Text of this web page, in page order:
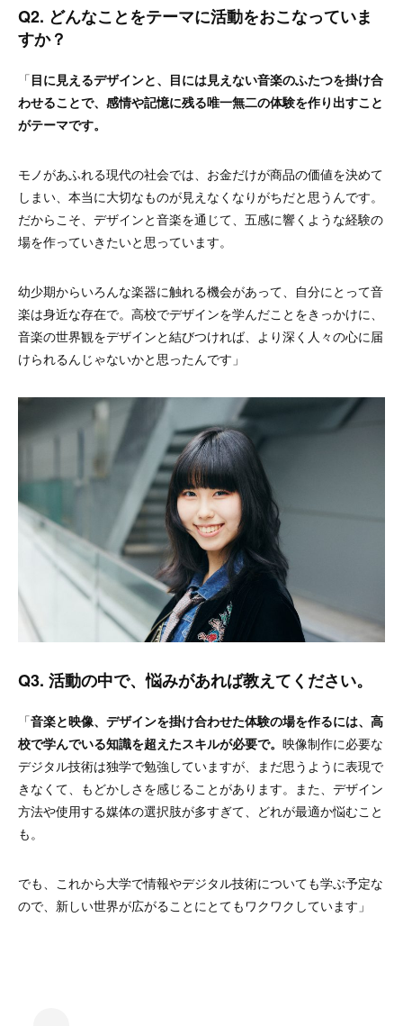
Q2. どんなことをテーマに活動をおこなっていま
すか？
「目に見えるデザインと、目には見えない音楽のふたつを掛け合
わせることで、感情や記憶に残る唯一無二の体験を作り出すこと
がテーマです。
モノがあふれる現代の社会では、お金だけが商品の価値を決めて
しまい、本当に大切なものが見えなくなりがちだと思うんです。
だからこそ、デザインと音楽を通じて、五感に響くような経験の
場を作っていきたいと思っています。
幼少期からいろんな楽器に触れる機会があって、自分にとって音
楽は身近な存在で。高校でデザインを学んだことをきっかけに、
音楽の世界観をデザインと結びつければ、より深く人々の心に届
けられるんじゃないかと思ったんです」
Q3. 活動の中で、悩みがあれば教えてください。
「音楽と映像、デザインを掛け合わせた体験の場を作るには、高
校で学んでいる知識を超えたスキルが必要で。 映像制作に必要な
デジタル技術は独学で勉強していますが、まだ思うように表現で
きなくて、もどかしさを感じることがあります。また、デザイン
方法や使用する媒体の選択肢が多すぎて、どれが最適か悩むこと
も。
でも、これから大学で情報やデジタル技術についても学ぶ予定な
ので、新しい世界が広がることにとてもワクワクしています」